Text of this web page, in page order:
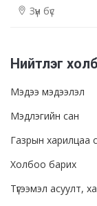
Зүүн бүс
Нийтлэг
Мэдээ мэдээлэл
Мэдлэгийн сан
Газрын харилцаа
Холбоо барих
Түгээмэл асуулт,